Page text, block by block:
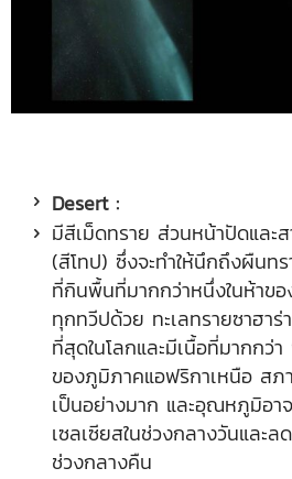
Desert :
มีสีเม็ดทราย ส่วนหน้าปัดและ
(สีโทป) ซึ่งจะทำให้นึกถึงผืนท
ที่กินพื้นที่มากกว่าหนึ่งในห้าข
ทุกทวีปด้วย ทะเลทรายซาฮาร่
ที่สุดในโลกและมีเนื้อที่มากกว่
ของภูมิภาคแอฟริกาเหนือ ส
เป็นอย่างมาก และอุณหภูมิอา
เซลเซียสในช่วงกลางวันและ
ช่วงกลางคืน